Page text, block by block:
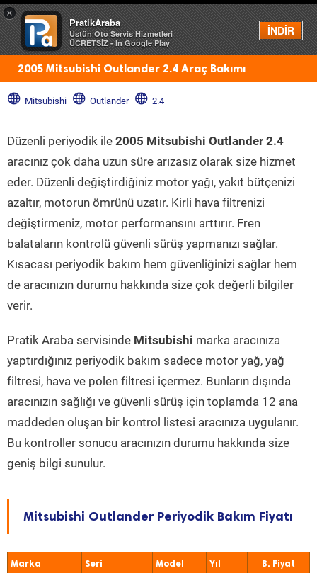
×
PratikAraba
Üstün Oto Servis Hizmetleri
ÜCRETSİZ - In Google Play
İNDİR
Menü
2005 Mitsubishi Outlander 2.4 Araç Bakımı
Mitsubishi Outlander 2.4
Düzenli periyodik ile 2005 Mitsubishi Outlander 2.4
aracınız çok daha uzun süre arızasız olarak size hizmet
eder. Düzenli değiştirdiğiniz motor yağı, yakıt bütçenizi
azaltır, motorun ömrünü uzatır. Kirli hava filtrenizi
değiştirmeniz, motor performansını arttırır. Fren
balataların kontrolü güvenli sürüş yapmanızı sağlar.
Kısacası periyodik bakım hem güvenliğinizi sağlar hem
de aracınızın durumu hakkında size çok değerli bilgiler
verir.
Pratik Araba servisinde Mitsubishi marka aracınıza
yaptırdığınız periyodik bakım sadece motor yağ, yağ
filtresi, hava ve polen filtresi içermez. Bunların dışında
aracınızın sağlığı ve güvenli sürüş için toplamda 12 ana
maddeden oluşan bir kontrol listesi aracınıza uygulanır.
Bu kontroller sonucu aracınızın durumu hakkında size
geniş bilgi sunulur.
Mitsubishi Outlander Periyodik Bakım Fiyatı
Marka Seri Model Yıl